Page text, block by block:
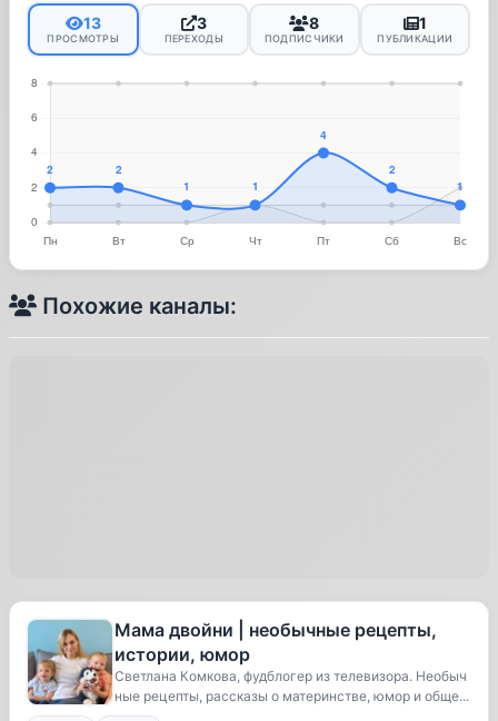
13
ПРОСМОТРЫ
3
ПЕРЕХОДЫ
8
ПОДПИСЧИКИ
1
ПУБЛИКАЦИИ
Похожие каналы:
Мама двойни | необычные рецепты,
истории, юмор
Светлана Комкова, фудблогер из телевизора. Необыч
ные рецепты, рассказы о материнстве, юмор и обще...